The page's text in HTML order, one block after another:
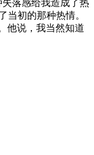
落感给我造成了热
当初的那种热情。
他说，我当然知道